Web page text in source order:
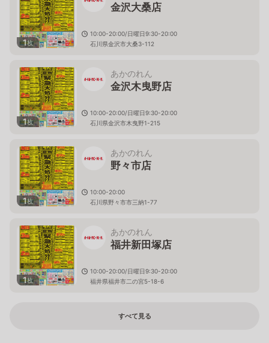
1枚
金沢大桑店
10:00-20:00/日曜日9:30-20:00
石川県金沢市大桑3-112
1枚
あかのれん
金沢木曳野店
10:00-20:00/日曜日9:30-20:00
石川県金沢市木曳野1-215
1枚
あかのれん
野々市店
10:00-20:00
石川県野々市市三納1-77
1枚
あかのれん
福井新田塚店
10:00-20:00/日曜日9:30-20:00
福井県福井市二の宮5-18-6
すべて見る